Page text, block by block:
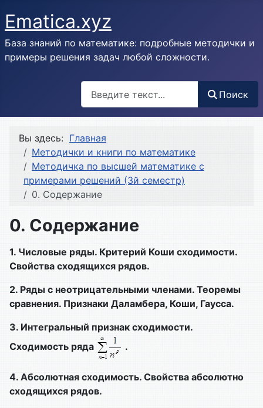
Ematica.xyz
База знаний по математике: подробные методички и
примеры решения задач любой сложности.
Поиск
Вы здесь: Главная
Методички и книги по математике
Методичка по высшей математике с
примерами решений (3й семестр)
0. Содержание
0. Содержание
1. Числовые ряды. Критерий Коши сходимости.
Свойства сходящихся рядов.
2. Ряды с неотрицательными членами. Теоремы
сравнения. Признаки Даламбера, Коши, Гаусса.
3. Интегральный признак сходимости.
Сходимость ряда
.
4. Абсолютная сходимость. Свойства абсолютно
сходящихся рядов.